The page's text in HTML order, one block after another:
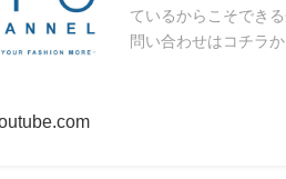
ているからこそでき
問い合わせはコチラ